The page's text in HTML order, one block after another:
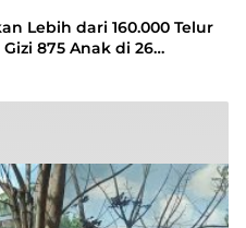
Lebih dari 160.000 Telur
875 Anak di 26